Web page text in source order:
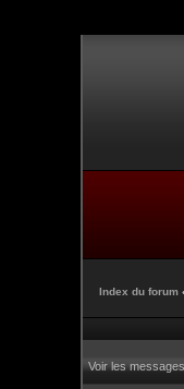
Index du forum ‹
Voir les